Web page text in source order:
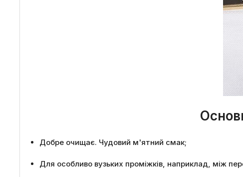
Добре очищає. Чудовий м'ятний смак;
Для особливо вузьких проміжків, наприклад, між